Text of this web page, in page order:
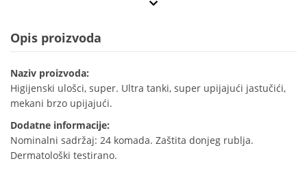
Opis proizvoda
Naziv proizvoda:
Higijenski ulošci, super. Ultra tanki, super upijajući jastučići,
mekani brzo upijajući.
Dodatne informacije:
Nominalni sadržaj: 24 komada. Zaštita donjeg rublja.
Dermatološki testirano.